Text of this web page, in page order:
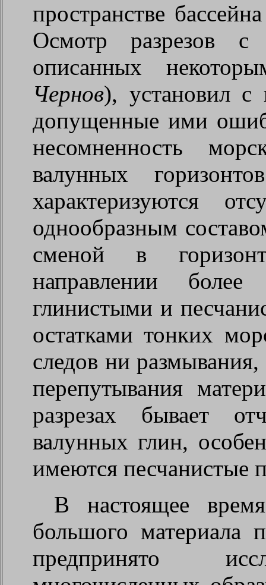
пространстве
Осмотр разрезов
описанных
Чернов), установил с
допущенные ими
несомненность
валунных
характеризуются
однообразным
сменой в
направлении
глинистыми и
остатками тонких
следов ни
перепутывания
разрезах бывает
валунных глин,
имеются песчанистые
В настоящее
большого материала
предпринято